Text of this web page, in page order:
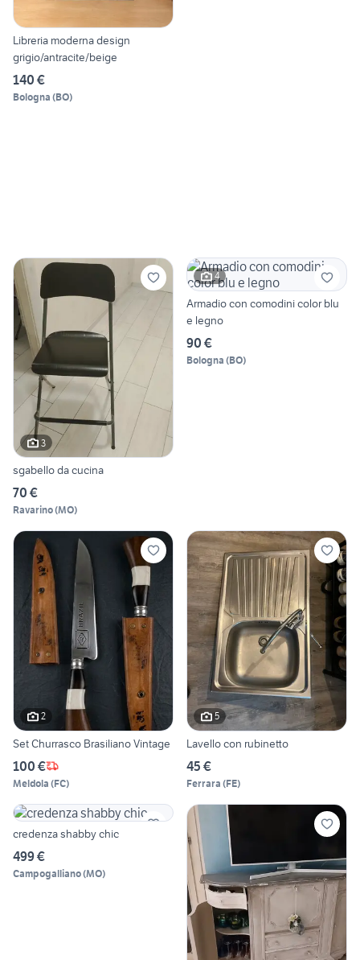
Libreria moderna design
grigio/antracite/beige
140 €
Bologna (BO)
3
sgabello da cucina
70 €
Ravarino(MO)
4
Armadio con comodini color blu
e legno
90 €
Bologna (BO)
2
Set Churrasco Brasiliano Vintage
100 €
Meldola (FC)
5
Lavello con rubinetto
45 €
Ferrara (FE)
credenza shabby chic
499 €
Campogalliano(MO)